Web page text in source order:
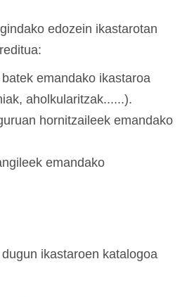
edozein ikastarotan
emandako ikastaroa
aholkularitzak......).
hornitzaileek emandako
emandako
ikastaroen katalogoa